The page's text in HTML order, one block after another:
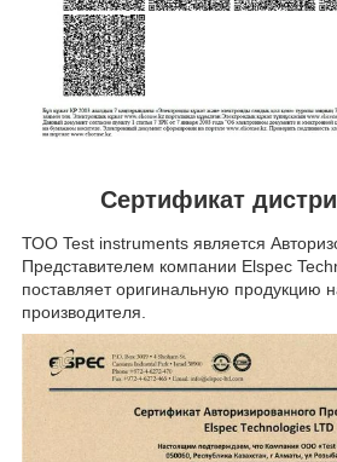
Сертификат
ТОО Test instruments является
Представителем компании Elspec
поставляет оригинальную продукцию
производителя.